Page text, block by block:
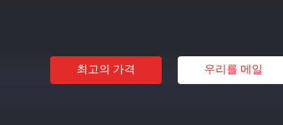
최고의 가격 우리를 메일